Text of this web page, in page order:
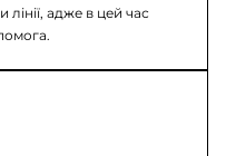
адже в цей час